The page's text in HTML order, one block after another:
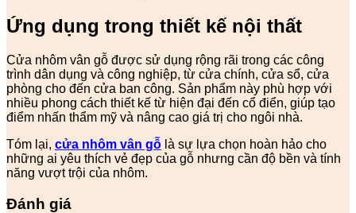
Ứng dụng trong thiết kế nội thất
Cửa nhôm vân gỗ được sử dụng rộng rãi trong các công
trình dân dụng và công nghiệp, từ cửa chính, cửa sổ, cửa
phòng cho đến cửa ban công. Sản phẩm này phù hợp với
nhiều phong cách thiết kế từ hiện đại đến cổ điển, giúp tạo
điểm nhấn thẩm mỹ và nâng cao giá trị cho ngôi nhà.
Tóm lại, cửa nhôm vân gỗ là sự lựa chọn hoàn hảo cho
những ai yêu thích vẻ đẹp của gỗ nhưng cần độ bền và tính
năng vượt trội của nhôm.
Đánh giá